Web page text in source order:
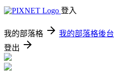
登入
我的部落格 我的部落格後台
登出